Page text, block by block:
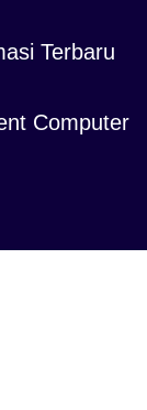
Terbaru
Computer